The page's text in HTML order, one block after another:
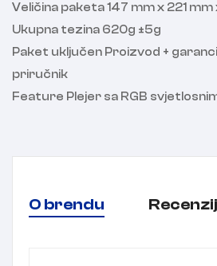
Veličina paketa 147 mm x 221
Ukupna tezina 620g ±5g
Paket uključen Proizvod +
priručnik
Feature Plejer sa RGB
O brendu